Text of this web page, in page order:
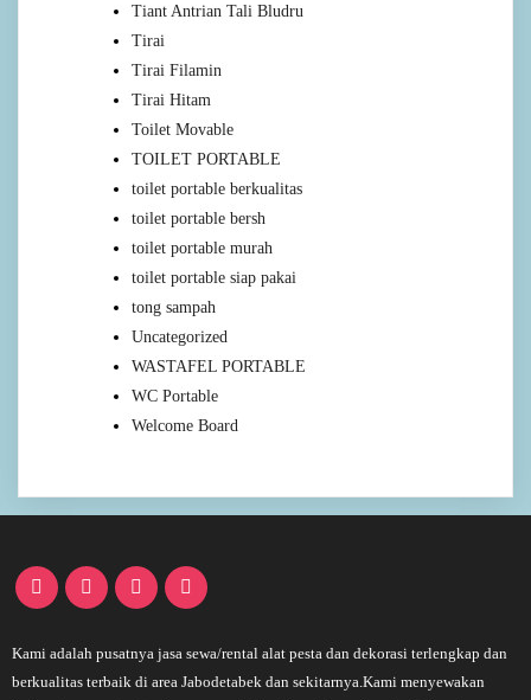
Tiant Antrian Tali Bludru
Tirai
Tirai Filamin
Tirai Hitam
Toilet Movable
TOILET PORTABLE
toilet portable berkualitas
toilet portable bersh
toilet portable murah
toilet portable siap pakai
tong sampah
Uncategorized
WASTAFEL PORTABLE
WC Portable
Welcome Board
Kami adalah pusatnya jasa sewa/rental alat pesta dan dekorasi terlengkap dan
berkualitas terbaik di area Jabodetabek dan sekitarnya.Kami menyewakan